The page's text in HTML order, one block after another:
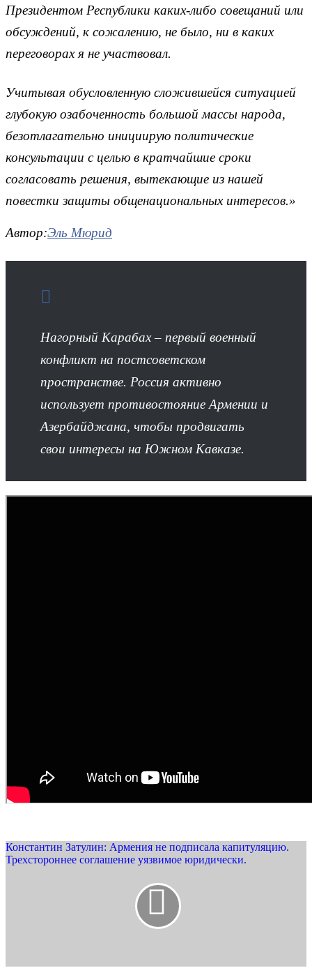
Президентом Республики каких-либо совещаний или
обсуждений, к сожалению, не было, ни в каких
переговорах я не участвовал.
Учитывая обусловленную сложившейся ситуацией
глубокую озабоченность большой массы народа,
безотлагательно инициирую политические
консультации с целью в кратчайшие сроки
согласовать решения, вытекающие из нашей
повестки защиты общенациональных интересов.»
Автор:Эль Мюрид
Нагорный Карабах – первый военный
конфликт на постсоветском
пространстве. Россия активно
использует противостояние Армении и
Азербайджана, чтобы продвигать
свои интересы на Южном Кавказе.
Константин Затулин: Армения не подписала капитуляцию.
Трехстороннее соглашение уязвимое юридически.